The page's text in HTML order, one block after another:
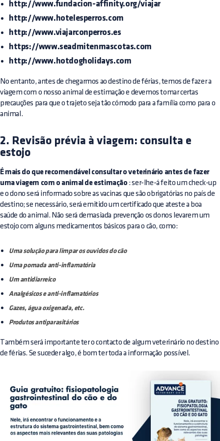
http://www.fundacion-affinity.org/viajar
http://www.hotelesperros.com
http://www.viajarconperros.es
https://www.seadmitenmascotas.com
http://www.hotdogholidays.com
No entanto, antes de chegarmos ao destino de férias, temos de fazer a
viagem com o nosso animal de estimação e devemos tomar certas
precauções para que o trajeto seja tão cómodo para a família como para o
animal.
2. Revisão prévia à viagem: consulta e
estojo
É mais do que recomendável consultar o veterinário antes de fazer
uma viagem com o animal de estimação : ser-lhe-á feito um check-up
e o dono será informado sobre as vacinas que são obrigatórias no país de
destino; se necessário, será emitido um certificado que ateste a boa
saúde do animal. Não será demasiada prevenção os donos levarem um
estojo com alguns medicamentos básicos para o cão, como:
Uma solução para limpar os ouvidos do cão
Uma pomada anti-inflamatória
Um antidiarreico
Analgésicos e anti-inflamatórios
Gazes, água oxigenada, etc.
Produtos antiparasitários
Também será importante ter o contacto de algum veterinário no destino
de férias. Se suceder algo, é bom ter toda a informação possível.